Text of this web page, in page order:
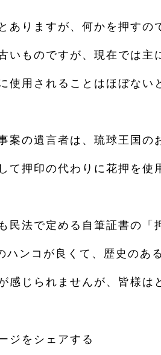
ありますが、何かを押すの
いものですが、現在では主
使用されることはほぼない
案の遺言者は、琉球王国の
て押印の代わりに花押を使
民法で定める自筆証書の「
ハンコが良くて、歴史のあ
感じられませんが、皆様は
ジをシェアする